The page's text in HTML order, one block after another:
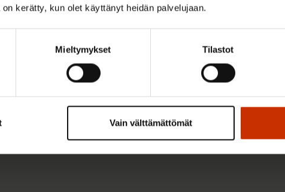
kerätty, kun olet käyttänyt heidän palvelujaan.
Mieltymykset Tilastot
Vain välttämättömät